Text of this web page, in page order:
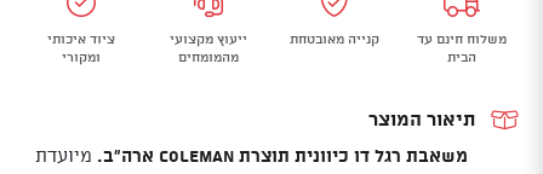
משלוח חינם עד
הבית
קנייה מאובטחת
ייעוץ מקצועי
מהמומחים
ציוד איכותי
ומקורי
תיאור המוצר
משאבת רגל דו כיוונית תוצרת Coleman ארה"ב.
מיועדת